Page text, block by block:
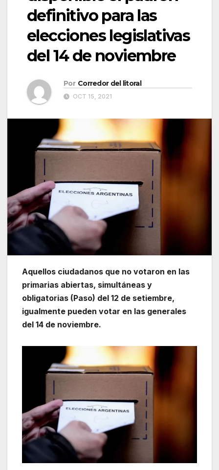
definitivo para las
elecciones legislativas
del 14 de noviembre
Por Corredor del litoral
OCT 15, 2021
Aquellos ciudadanos que no votaron en las
primarias abiertas, simultáneas y
obligatorias (Paso) del 12 de setiembre,
igualmente pueden votar en las generales
del 14 de noviembre.